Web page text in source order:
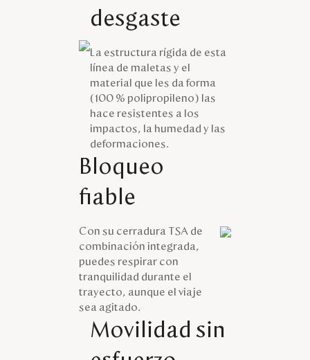
desgaste
La estructura rígida de esta
línea de maletas y el
material que les da forma
(100 % polipropileno) las
hace resistentes a los
impactos, la humedad y las
deformaciones.
Bloqueo
fiable
Con su cerradura TSA de
combinación integrada,
puedes respirar con
tranquilidad durante el
trayecto, aunque el viaje
sea agitado.
Movilidad sin